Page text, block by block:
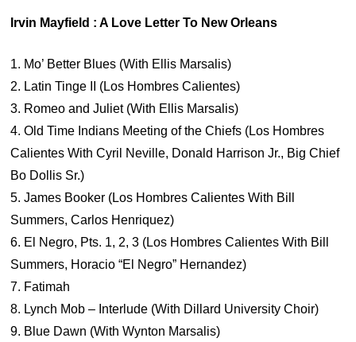
Irvin Mayfield : A Love Letter To New Orleans
1. Mo’ Better Blues (With Ellis Marsalis)
2. Latin Tinge II (Los Hombres Calientes)
3. Romeo and Juliet (With Ellis Marsalis)
4. Old Time Indians Meeting of the Chiefs (Los Hombres
Calientes With Cyril Neville, Donald Harrison Jr., Big Chief
Bo Dollis Sr.)
5. James Booker (Los Hombres Calientes With Bill
Summers, Carlos Henriquez)
6. El Negro, Pts. 1, 2, 3 (Los Hombres Calientes With Bill
Summers, Horacio “El Negro” Hernandez)
7. Fatimah
8. Lynch Mob – Interlude (With Dillard University Choir)
9. Blue Dawn (With Wynton Marsalis)